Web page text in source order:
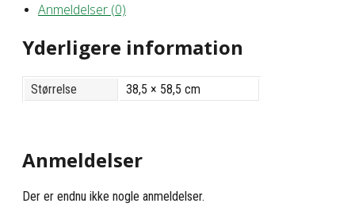
Anmeldelser (0)
Yderligere information
Størrelse 38,5 × 58,5 cm
Anmeldelser
Der er endnu ikke nogle anmeldelser.